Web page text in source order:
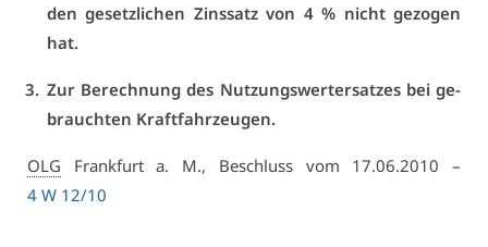
den ge­setz­li­chen Zins­satz von 4 % nicht ge­zo­gen
hat.
Zur Be­rech­nung des Nut­zungs­wert­er­sat­zes bei ge­
brauch­ten Kraft­fahr­zeu­gen.
OLG Frank­furt a. M., Be­schluss vom 17.06.2010 –
4 W 12/10